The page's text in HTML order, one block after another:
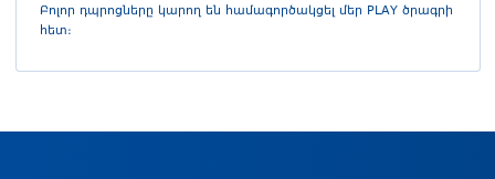
Բոլոր դպրոցները կարող են համագործակցել մեր PLAY ծրագրի
հետ։